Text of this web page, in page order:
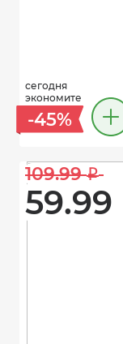
сегодня
экономите
-45%
109.99 i
59.99